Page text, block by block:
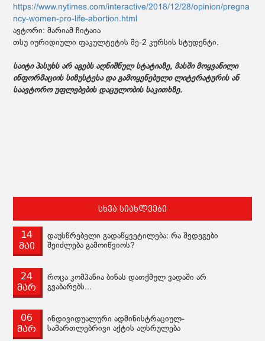
https://www.nytimes.com/interactive/2018/12/28/opinion/pregna
ncy-women-pro-life-abortion.html
ავტორი: მარიამ ჩიტაია
თსუ იურიდიული ფაკულტეტის მე-2 კურსის სტუდენტი.
საიტი პასუხს არ აგებს აღნიშნულ სტატიაზე, მასში მოყვანილი
ინფორმაციის სიზუსტესა და გამოყენებული ლიტერატურის ან
საავტორო უფლებების დაცულობის საკითხზე.
სხვა სიახლეები
14
მაი
დაუსწრებელი გადაწყვეტილება: რა შედეგები
შეიძლება გამოიწვიოს?
24
მარ
როცა კომპანია ბინას დათქმულ ვადაში არ
გვაბარებს...
06
მარ
ინდივიდუალური ადმინისტრაციულ-
სამართლებრივი აქტის აღსრულება